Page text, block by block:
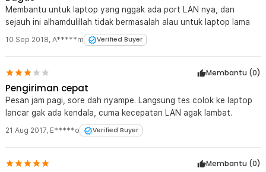
Membantu untuk laptop yang nggak ada port LAN nya, dan
sejauh ini alhamdulillah tidak bermasalah alau untuk laptop lama
10 Sep 2018, A*****m Verified Buyer
Membantu (0)
Pengiriman cepat
Pesan jam pagi, sore dah nyampe. Langsung tes colok ke laptop
lancar gak ada kendala, cuma kecepatan LAN agak lambat.
21 Aug 2017, E*****o Verified Buyer
Membantu (0)